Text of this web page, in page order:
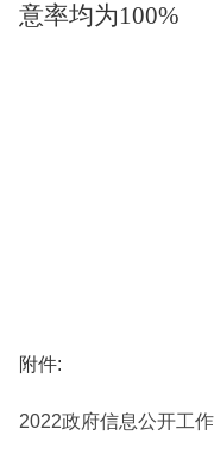
意率均为100%
附件:
2022政府信息公开工